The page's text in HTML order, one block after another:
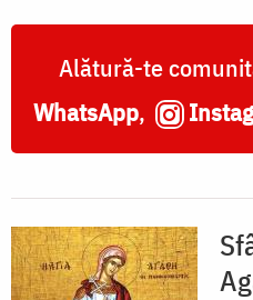
Alătură-te
WhatsApp,